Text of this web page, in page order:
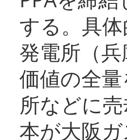
する。具
発電所（
価値の全
所などに
本が大阪